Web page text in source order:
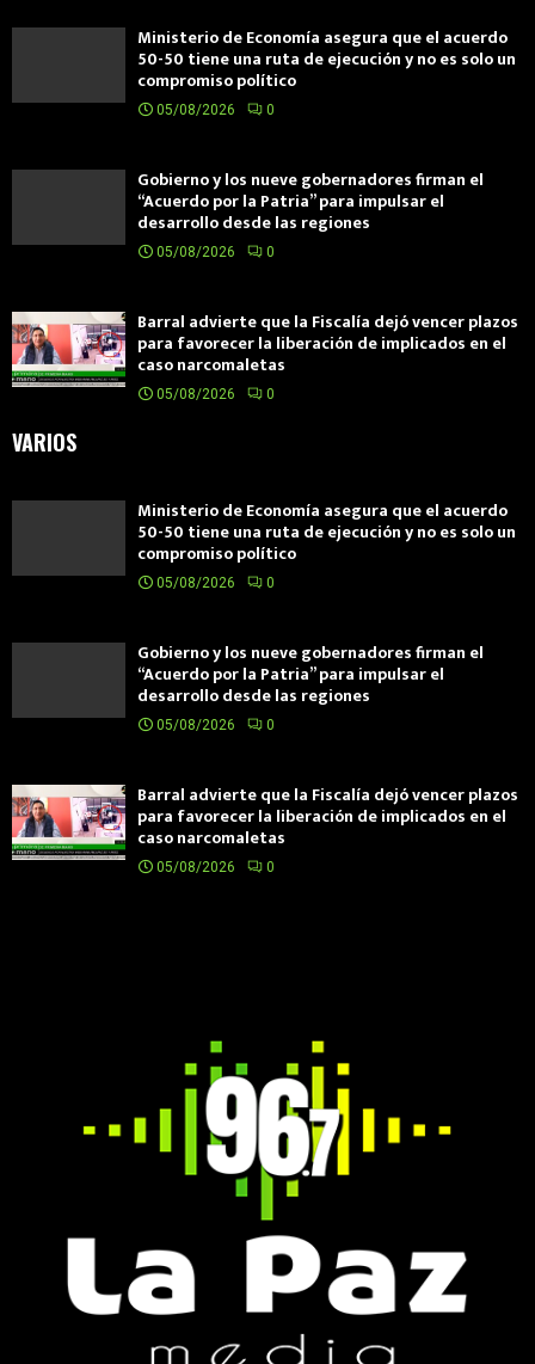
Ministerio de Economía asegura que el acuerdo
50-50 tiene una ruta de ejecución y no es solo un
compromiso político
05/08/2026 0
Gobierno y los nueve gobernadores firman el
“Acuerdo por la Patria” para impulsar el
desarrollo desde las regiones
05/08/2026 0
Barral advierte que la Fiscalía dejó vencer plazos
para favorecer la liberación de implicados en el
caso narcomaletas
05/08/2026 0
VARIOS
Ministerio de Economía asegura que el acuerdo
50-50 tiene una ruta de ejecución y no es solo un
compromiso político
05/08/2026 0
Gobierno y los nueve gobernadores firman el
“Acuerdo por la Patria” para impulsar el
desarrollo desde las regiones
05/08/2026 0
Barral advierte que la Fiscalía dejó vencer plazos
para favorecer la liberación de implicados en el
caso narcomaletas
05/08/2026 0